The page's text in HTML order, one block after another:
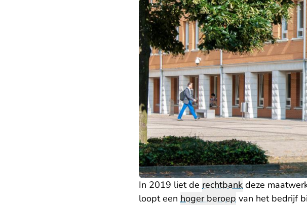
In 2019 liet de rechtbank deze
loopt een hoger beroep van het bedrijf